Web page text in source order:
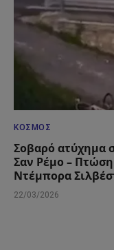
ΚΌΣΜΟΣ
Σοβαρό ατύχημα
Σαν Ρέμο –
Ντέμπορα
22/03/2026